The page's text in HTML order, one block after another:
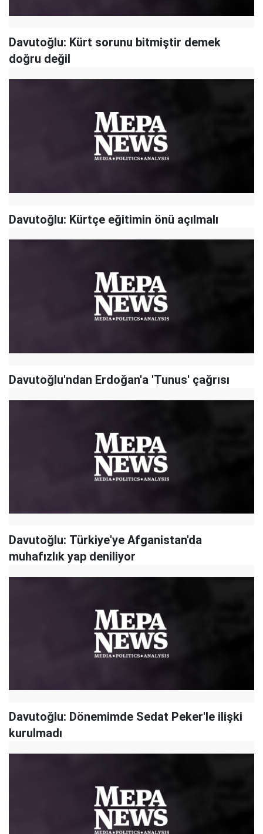
Davutoğlu: Kürt sorunu bitmiştir demek
doğru değil
Davutoğlu: Kürtçe eğitimin önü açılmalı
Davutoğlu'ndan Erdoğan'a 'Tunus' çağrısı
Davutoğlu: Türkiye'ye Afganistan'da
muhafızlık yap deniliyor
Davutoğlu: Dönemimde Sedat Peker'le ilişki
kurulmadı